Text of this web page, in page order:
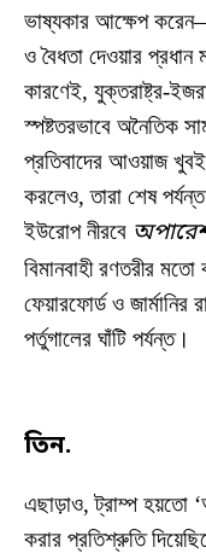
ভাষ্যকার আক্ষেপ
ও বৈধতা দেওয়ার
কারণেই, যুক্তরাষ্ট্র-
স্পষ্টতরভাবে অনৈতিক
প্রতিবাদের আওয়াজ
করলেও, তারা শেষ
ইউরোপ নীরবে
বিমানবাহী রণতরীর
ফেয়ারফোর্ড ও
পর্তুগালের ঘাঁটি পর্যন্ত।
তিন.
এছাড়াও, ট্রাম্প হয়তো
করার প্রতিশ্রুতি